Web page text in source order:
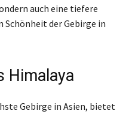
auch eine tiefere
der Gebirge in
Himalaya
Gebirge in Asien, bietet